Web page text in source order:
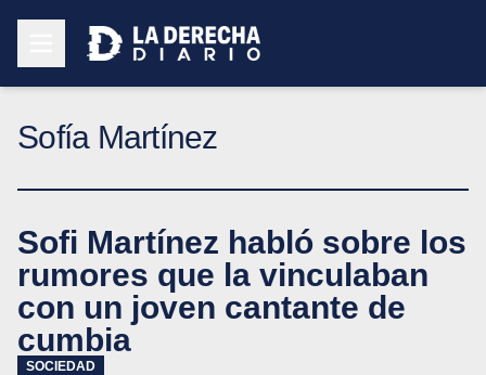
Sofía Martínez
Sofi Martínez habló sobre los
rumores que la vinculaban
con un joven cantante de
cumbia
SOCIEDAD